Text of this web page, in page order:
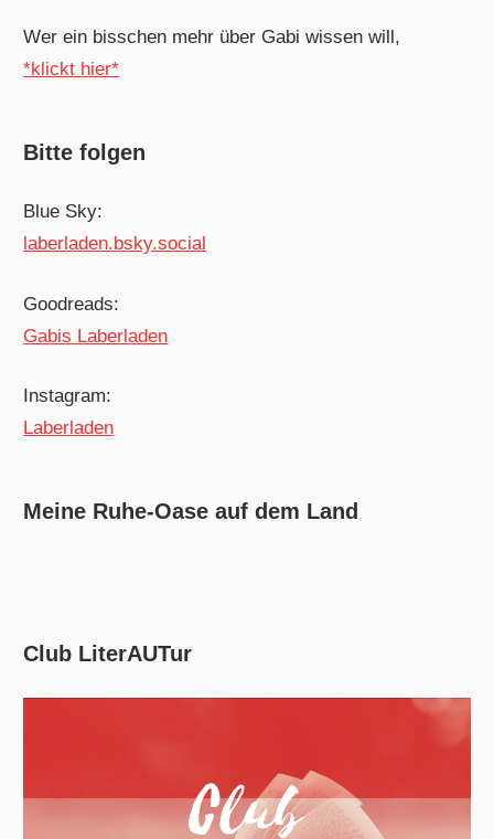
Wer ein bisschen mehr über Gabi wissen will,
*klickt hier*
Bitte folgen
Blue Sky:
laberladen.bsky.social
Goodreads:
Gabis Laberladen
Instagram:
Laberladen
Meine Ruhe-Oase auf dem Land
Club LiterAUTur